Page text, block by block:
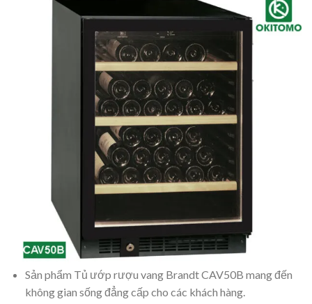
Sản phẩm Tủ ướp rượu vang Brandt CAV50B mang đến
không gian sống đẳng cấp cho các khách hàng.